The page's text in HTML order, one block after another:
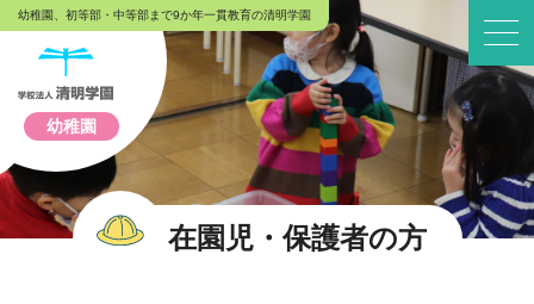
幼稚園、初等部・中等部まで9か年一貫教育の清明学園
幼稚園
在園児・保護者の方